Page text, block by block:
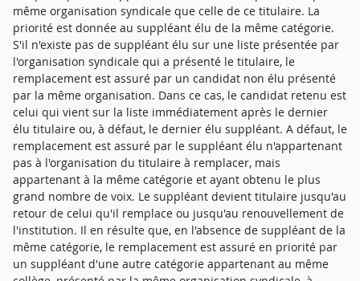
même organisation syndicale que celle de ce titulaire. La
priorité est donnée au suppléant élu de la même catégorie.
S'il n'existe pas de suppléant élu sur une liste présentée par
l'organisation syndicale qui a présenté le titulaire, le
remplacement est assuré par un candidat non élu présenté
par la même organisation. Dans ce cas, le candidat retenu est
celui qui vient sur la liste immédiatement après le dernier
élu titulaire ou, à défaut, le dernier élu suppléant. A défaut, le
remplacement est assuré par le suppléant élu n'appartenant
pas à l'organisation du titulaire à remplacer, mais
appartenant à la même catégorie et ayant obtenu le plus
grand nombre de voix. Le suppléant devient titulaire jusqu'au
retour de celui qu'il remplace ou jusqu'au renouvellement de
l'institution. Il en résulte que, en l'absence de suppléant de la
même catégorie, le remplacement est assuré en priorité par
un suppléant d'une autre catégorie appartenant au même